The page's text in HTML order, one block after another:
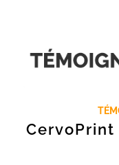
CervoPrint